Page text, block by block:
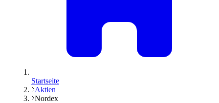
Startseite
Aktien
Nordex